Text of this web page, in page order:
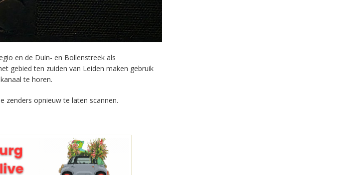
en de Duin- en Bollenstreek als
gebied ten zuiden van Leiden maken gebruik
te horen.
zenders opnieuw te laten scannen.